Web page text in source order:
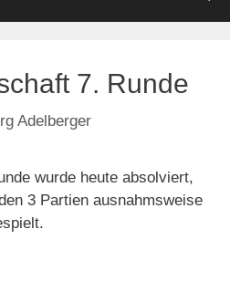
7. Runde
Adelberger
wurde heute absolviert,
3 Partien ausnahmsweise